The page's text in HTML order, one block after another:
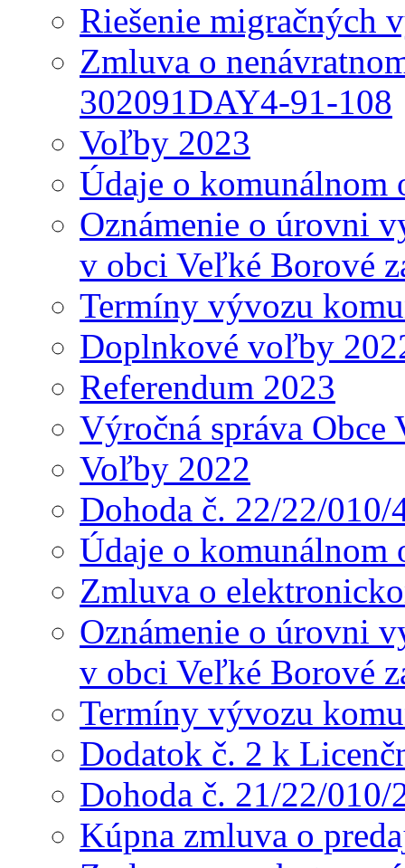
Riešenie migračných
Zmluva o
302091DAY4-91-108
Voľby 2023
Údaje o komunálnom
Oznámenie o úrovni
v obci Veľké Borové
Termíny vývozu
Doplnkové voľby
Referendum 2023
Výročná správa
Voľby 2022
Dohoda č. 22/22/
Údaje o komunálnom
Zmluva o
Oznámenie o úrovni
v obci Veľké Borové
Termíny vývozu
Dodatok č. 2 k
Dohoda č. 21/22/
Kúpna zmluva o